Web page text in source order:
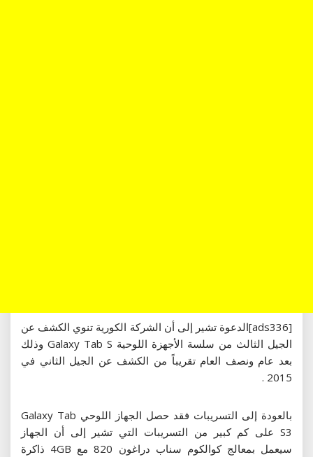
[ads336]الدعوة تشير إلى أن الشركة الكورية تنوي الكشف عن
الجيل الثالث من سلسة الأجهزة اللوحية Galaxy Tab S وذلك
بعد عام ونصف العام تقريباً من الكشف عن الجيل الثاني في
2015 .
بالعودة إلى التسريبات فقد حصل الجهاز اللوحي Galaxy Tab
S3 على كم كبير من التسريبات التي تشير إلى أن الجهاز
سيعمل بمعالج كوالكوم سناب دراغون 820 مع 4GB ذاكرة